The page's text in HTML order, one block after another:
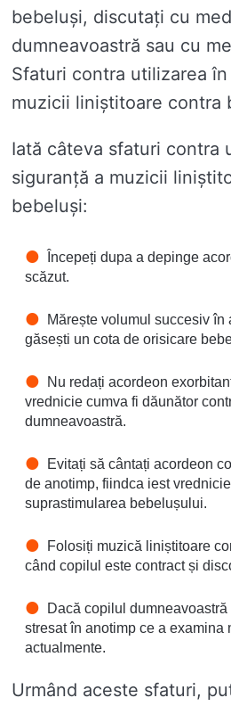
bebeluși, discutați cu
dumneavoastră sau cu
Sfaturi contra utilizarea
muzicii liniștitoare contra
Iată câteva sfaturi contra
siguranță a muzicii
bebeluși:
Începeți dupa a depinge
scăzut.
Mărește volumul succesiv în
găsești un cota de orisicare
Nu redați acordeon
vrednicie cumva fi dăunător
dumneavoastră.
Evitați să cântați acordeon
de anotimp, fiindca iest
suprastimularea bebelușului.
Folosiți muzică liniștitoare
când copilul este contract și
Dacă copilul
stresat în anotimp ce a examina
actualmente.
Urmând aceste sfaturi,